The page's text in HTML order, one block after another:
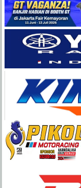
Balap
Paling
Lengkap